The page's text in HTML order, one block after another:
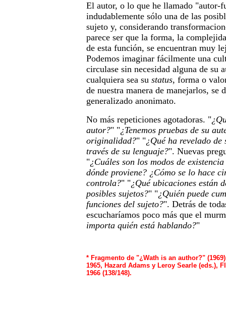
El autor, o lo que he llamado "autor-
indudablemente sólo una de las
sujeto y, considerando
parece ser que la forma, la
de esta función, se encuentran muy
Podemos imaginar fácilmente una
circulase sin necesidad alguna de su
cualquiera sea su status, forma o
de nuestra manera de manejarlos, se
generalizado anonimato.
No más repeticiones agotadoras. "
autor?" "¿Tenemos pruebas de su
originalidad?" "¿Qué ha revelado de
través de su lenguaje?". Nuevas
"¿Cuáles son los modos de
dónde proviene? ¿Cómo se lo hace
controla?" "¿Qué ubicaciones están
posibles sujetos?" "¿Quién puede
funciones del sujeto?". Detrás de
escucharíamos poco más que el
importa quién está hablando?"
* Fragmento de "¿Wath is an author?"
1965, Hazard Adams y Leroy Searle (eds.),
1966 (138/148).